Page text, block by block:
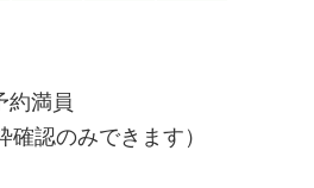
約満員
確認のみできます）